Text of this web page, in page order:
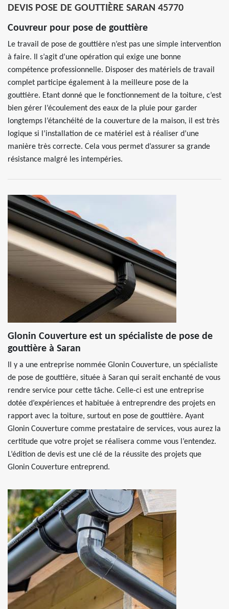
DEVIS POSE DE GOUTTIÈRE SARAN 45770
Couvreur pour pose de gouttière
Le travail de pose de gouttière n’est pas une simple intervention
à faire. Il s’agit d’une opération qui exige une bonne
compétence professionnelle. Disposer des matériels de travail
complet participe également à la meilleure pose de la
gouttière. Etant donné que le fonctionnement de la toiture, c’est
bien gérer l’écoulement des eaux de la pluie pour garder
longtemps l’étanchéité de la couverture de la maison, il est très
logique si l’installation de ce matériel est à réaliser d’une
manière très correcte. Cela vous permet d’assurer sa grande
résistance malgré les intempéries.
Glonin Couverture est un spécialiste de pose de
gouttière à Saran
Il y a une entreprise nommée Glonin Couverture, un spécialiste
de pose de gouttière, située à Saran qui serait enchanté de vous
rendre service pour cette tâche. Celle-ci est une entreprise
dotée d’expériences et habituée à entreprendre des projets en
rapport avec la toiture, surtout en pose de gouttière. Ayant
Glonin Couverture comme prestataire de services, vous aurez la
certitude que votre projet se réalisera comme vous l’entendez.
L’édition de devis est une clé de la réussite des projets que
Glonin Couverture entreprend.